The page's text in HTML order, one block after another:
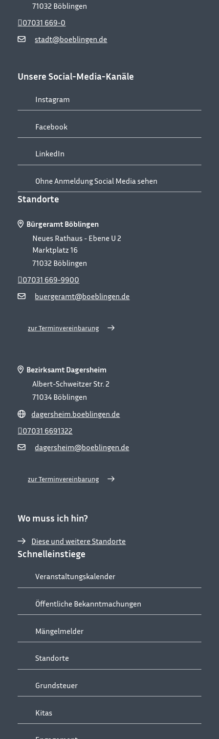
71032 Böblingen
stadt@boeblingen.de
07031 669-0
Unsere Social-Media-Kanäle
Instagram
Facebook
LinkedIn
Ohne Anmeldung Social Media sehen
Standorte
Bürgeramt Böblingen
Neues Rathaus - Ebene U 2
Marktplatz 16
71032 Böblingen
buergeramt@boeblingen.de
07031 669-9900
zur Terminvereinbarung
Bezirksamt Dagersheim
Albert-Schweitzer Str. 2
71034 Böblingen
dagersheim.boeblingen.de
dagersheim@boeblingen.de
07031 6691322
zur Terminvereinbarung
Wo muss ich hin?
Diese und weitere Standorte
Schnelleinstiege
Veranstaltungskalender
Öffentliche Bekanntmachungen
Mängelmelder
Standorte
Grundsteuer
Kitas